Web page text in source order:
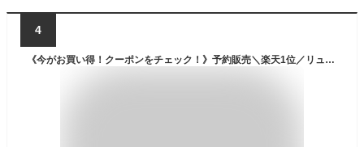
4
《今がお買い得！クーポンをチェック！》予約販売＼楽天1位／リュック レディース メンズ 大容量 男女兼用 パソコン パソコンバッグ pcリュック はっ水 ママリュック 軽量 リュックサック 中学生 高校生 カバン 無地 バッグ 多機能 撥水 通勤 通学 旅行 出張